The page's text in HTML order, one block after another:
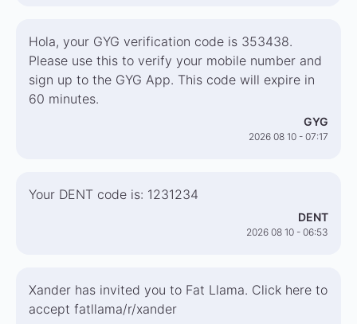
Hola, your GYG verification code is 353438.
Please use this to verify your mobile number and
sign up to the GYG App. This code will expire in
60 minutes.
GYG
2026 08 10 - 07:17
Your DENT code is: 1231234
DENT
2026 08 10 - 06:53
Xander has invited you to Fat Llama. Click here to
accept fatllama/r/xander